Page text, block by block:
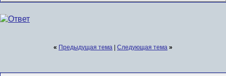
« Предыдущая тема Следующая тема »